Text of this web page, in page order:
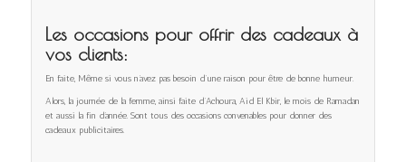
Les occasions pour offrir des cadeaux à
vos clients:
En faite, Même si vous n’avez pas besoin d’une raison pour être de bonne humeur.
Alors, la journée de la femme, ainsi faite d’Achoura, Aid El Kbir, le mois de Ramadan
et aussi la fin d’année. Sont tous des occasions convenables pour donner des
cadeaux publicitaires.